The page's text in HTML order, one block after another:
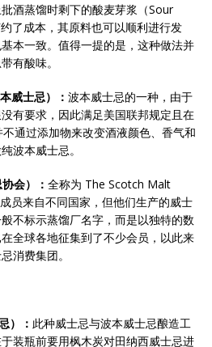
酒蒸馏时剩下的酸麦芽浆（Sour
了成本，其原料也可以顺利进行发
本一致。值得一提的是，这种做法并
有酸味。
本威士忌）： 波本威士忌的一种，由于
有要求，因此满足美国联邦规定且在
通过添加物来改变酒液颜色、香气和
波本威士忌。
会）： 全称为 The Scotch Malt
员来自不同国家，但他们生产的威士
不标示蒸馏厂名字，而是以独特的数
全球各地征集到了不少会员，以此来
消费集团。
）： 此种威士忌与波本威士忌酿造工
装瓶前要用枫木炭对田纳西威士忌进